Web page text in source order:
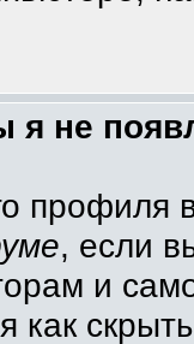
я не
, если
и
как